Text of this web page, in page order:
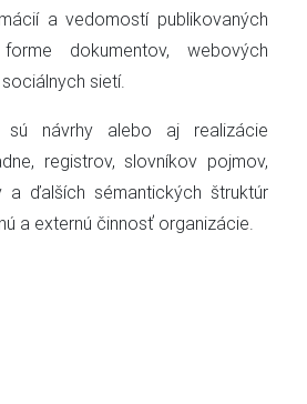
a vedomostí publikovaných
dokumentov, webových
sietí.
sú návrhy alebo aj realizácie
registrov, slovníkov pojmov,
a ďalších sémantických štruktúr
a externú činnosť organizácie.